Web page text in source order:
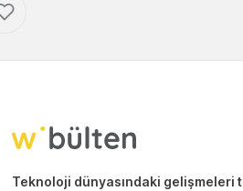
Teknoloji dünyasındaki gelişmeleri